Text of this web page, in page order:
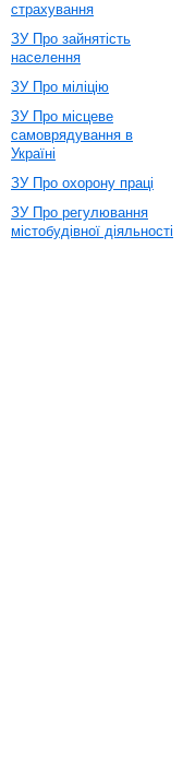
страхування
ЗУ Про зайнятість
населення
ЗУ Про міліцію
ЗУ Про місцеве
самоврядування в
Україні
ЗУ Про охорону праці
ЗУ Про регулювання
містобудівної діяльності